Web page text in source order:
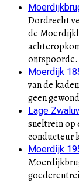
Dordrecht
de
ontspoorde.
Moerdijk
van de
geen
Lage
sneltrein op
conducteur
Moerdijk